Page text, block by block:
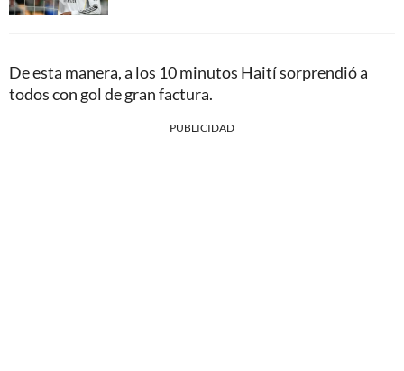
De esta manera, a los 10 minutos Haití sorprendió a
todos con gol de gran factura.
PUBLICIDAD